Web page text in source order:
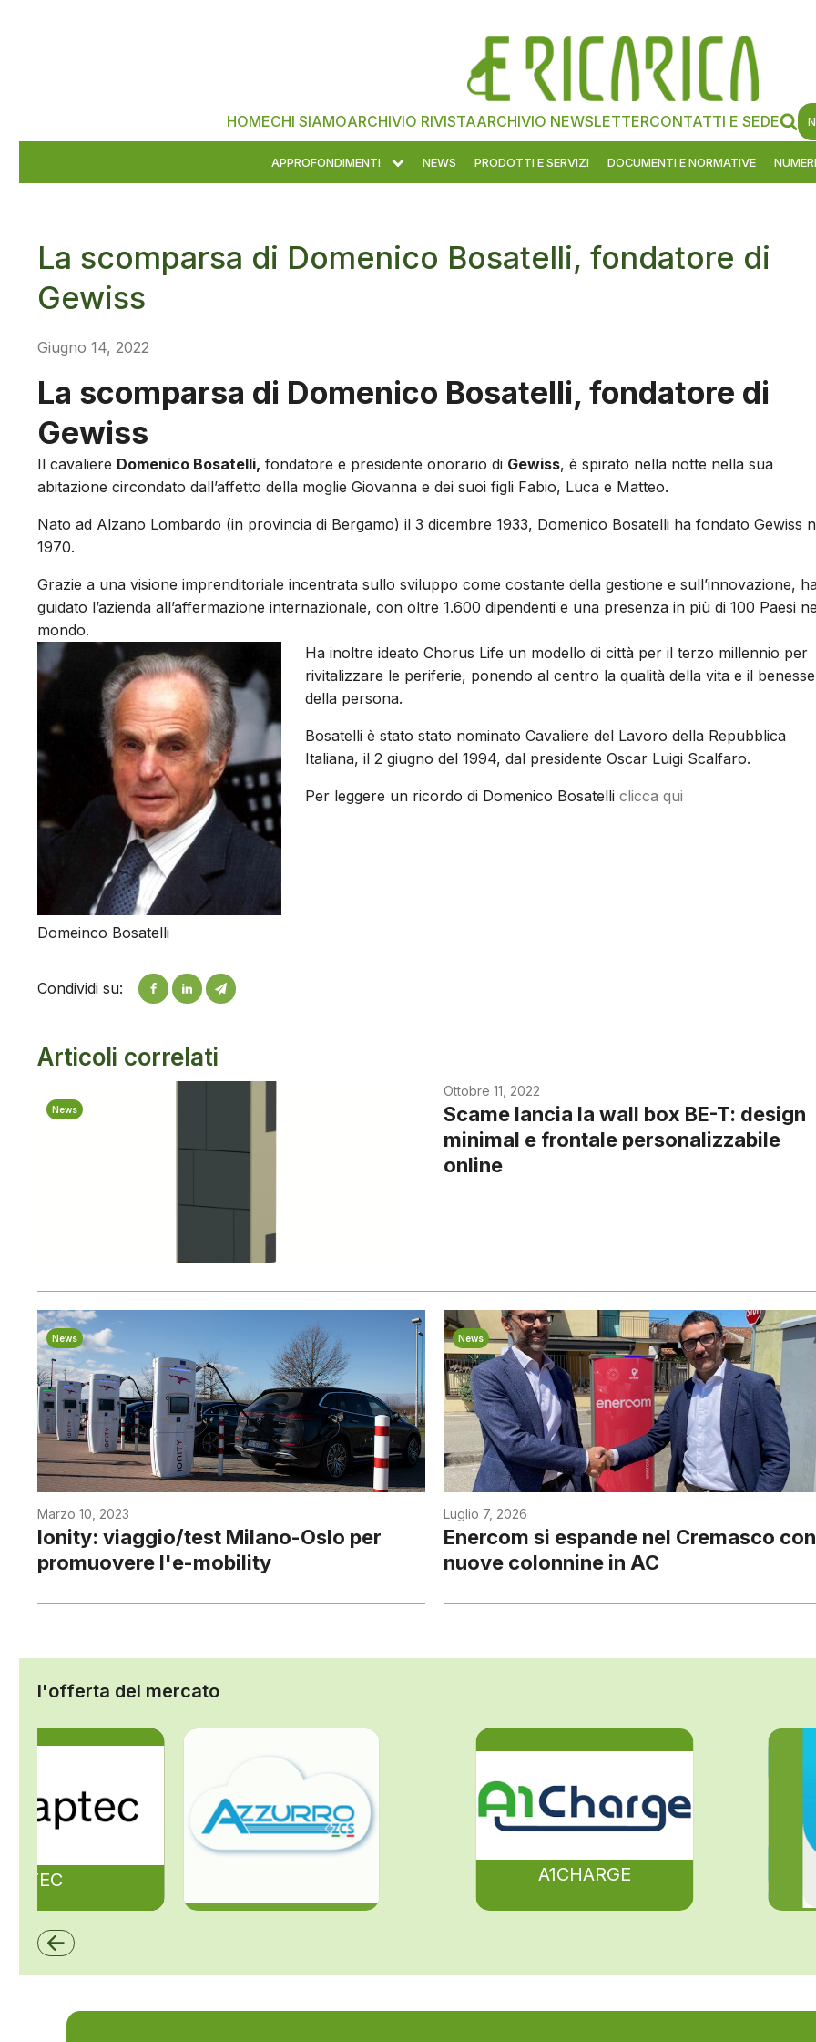
HOMECHI SIAMOARCHIVIO RIVISTAARCHIVIO NEWSLETTERCONTATTI E SEDE
APPROFONDIMENTI NEWS PRODOTTI E SERVIZI DOCUMENTI E NORMATIVE
La scomparsa di Domenico Bosatelli, fondatore di
Gewiss
Giugno 14, 2022
La scomparsa di Domenico Bosatelli, fondatore di
Gewiss
Il cavaliere Domenico Bosatelli, fondatore e presidente onorario di Gewiss, è spirato nella notte nella sua
abitazione circondato dall’affetto della moglie Giovanna e dei suoi figli Fabio, Luca e Matteo.
Nato ad Alzano Lombardo (in provincia di Bergamo) il 3 dicembre 1933, Domenico Bosatelli ha fondato Gewiss
1970.
Grazie a una visione imprenditoriale incentrata sullo sviluppo come costante della gestione e sull’innovazione,
guidato l’azienda all’affermazione internazionale, con oltre 1.600 dipendenti e una presenza in più di 100 Paesi
mondo.
Domeinco Bosatelli
Ha inoltre ideato Chorus Life un modello di città per il terzo millennio per
rivitalizzare le periferie, ponendo al centro la qualità della vita e il
della persona.
Bosatelli è stato stato nominato Cavaliere del Lavoro della Repubblica
Italiana, il 2 giugno del 1994, dal presidente Oscar Luigi Scalfaro.
Per leggere un ricordo di Domenico Bosatelli clicca qui
Condividi su:
Articoli correlati
News
Ottobre 11, 2022
Scame lancia la wall box BE-T: design
minimal e frontale personalizzabile
online
News
Marzo 10, 2023
Ionity: viaggio/test Milano-Oslo per
promuovere l'e-mobility
News
Luglio 7, 2026
Enercom si espande nel Cremasco con
nuove colonnine in AC
l'offerta del mercato
A1CHARGE
ZCS Azzurro